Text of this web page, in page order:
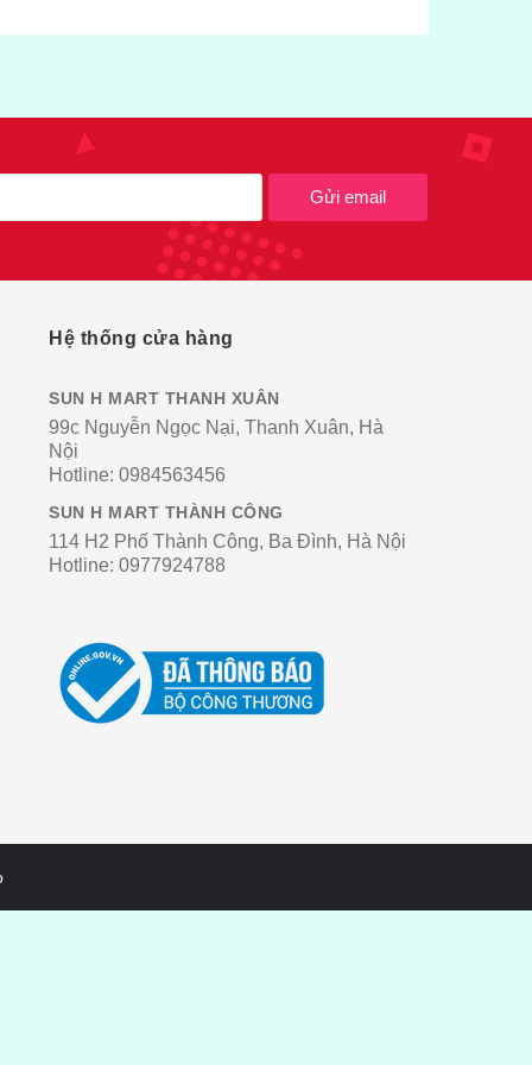
Gửi email
Hệ thống cửa hàng
SUN H MART THANH XUÂN
99c Nguyễn Ngọc Nại, Thanh Xuân, Hà
Nội
Hotline: 0984563456
SUN H MART THÀNH CÔNG
114 H2 Phố Thành Công, Ba Đình, Hà Nội
Hotline: 0977924788